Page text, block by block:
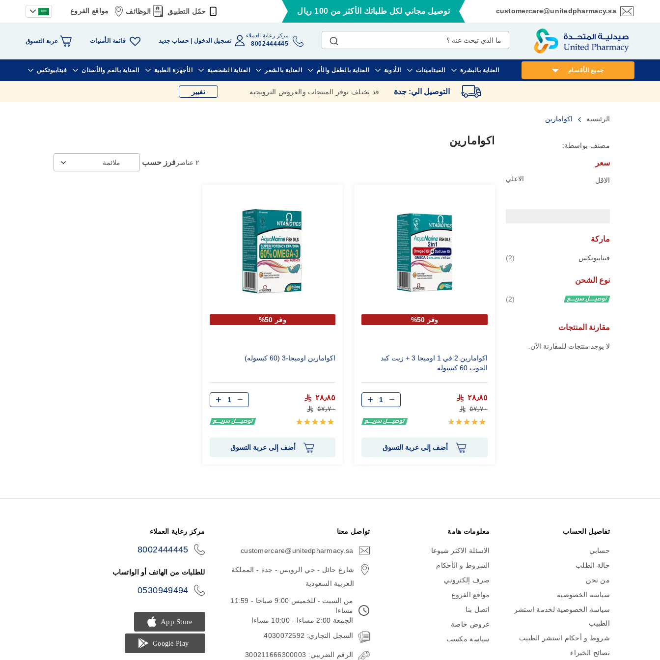
customercare@unitedpharmacy.sa
تخطي
المحتوى
توصيل مجاني لكل طلباتك الأكثر من 100 ريال حمّل التطبيق الوظائف مواقع الفروع
مركز رعاية العملاء
8002444445 تسجيل الدخول حساب جديد قائمة الأمنيات عربة التسوق
العناية بالبشرة الفيتامينات الأدوية العناية بالطفل والأم العناية بالشعر العناية الشخصية الأجهزة الطبية العناية بالفم والأسنان فيتابيوتكس جميع الأقسام
التوصيل الي: جدة قد يختلف توفر المنتجات والعروض الترويجية. تغيير
الرئيسية اكوامارين
اكوامارين
٢ عناصر فرز حسب
وفر 50%
اكوامارين 2 في 1 اوميجا 3 + زيت كبد
الحوت 60 كبسوله
٢٨٫٨٥
٥٧٫٧٠
تقييم:
الكمية
أضف إلى عربة التسوق
وفر 50%
اكوامارين اوميجا-3 (60 كبسوله)
٢٨٫٨٥
٥٧٫٧٠
تقييم:
الكمية
أضف إلى عربة التسوق
مصنف بواسطة:
سعر
الاقل الاعلي
ماركة
فيتابيوتكس 2قطع
نوع الشحن
2قطع
مقارنة المنتجات
لا يوجد منتجات للمقارنة الآن.
تفاصيل الحساب
حسابي
حالة الطلب
من نحن
سياسة الخصوصية
سياسة الخصوصية لخدمة استشر
الطبيب
شروط و أحكام استشر الطبيب
نصائح الخبراء
معلومات هامة
الاسئلة الاكثر شيوعا
الشروط و الأحكام
صرف إلكتروني
مواقع الفروع
اتصل بنا
عروض خاصة
سياسة مكسب
تواصل معنا
customercare@unitedpharmacy.sa
شارع حائل - حي الرويس - جدة - المملكة
العربية السعودية
من السبت - للخميس 9:00 صباحا - 11:59
مساءا
الجمعة 2:00 مساءا - 10:00 مساءا
السجل التجاري: 4030072592
الرقم الضريبي: 300211666300003
مركز رعاية العملاء
8002444445
للطلبات من الهاتف أو الواتساب
0530949494